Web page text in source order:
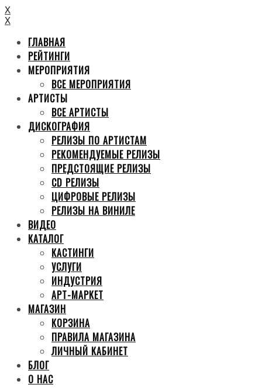
X
X
ГЛАВНАЯ
РЕЙТИНГИ
МЕРОПРИЯТИЯ
ВСЕ МЕРОПРИЯТИЯ
АРТИСТЫ
ВСЕ АРТИСТЫ
ДИСКОГРАФИЯ
РЕЛИЗЫ ПО АРТИСТАМ
РЕКОМЕНДУЕМЫЕ РЕЛИЗЫ
ПРЕДСТОЯЩИЕ РЕЛИЗЫ
CD РЕЛИЗЫ
ЦИФРОВЫЕ РЕЛИЗЫ
РЕЛИЗЫ НА ВИНИЛЕ
ВИДЕО
КАТАЛОГ
КАСТИНГИ
УСЛУГИ
ИНДУСТРИЯ
АРТ-МАРКЕТ
МАГАЗИН
КОРЗИНА
ПРАВИЛА МАГАЗИНА
ЛИЧНЫЙ КАБИНЕТ
БЛОГ
О НАС